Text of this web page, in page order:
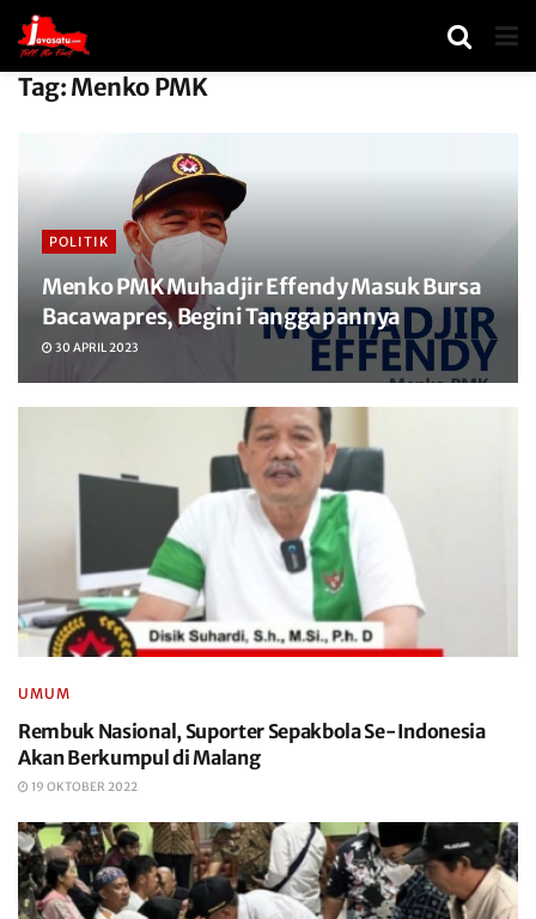
Tag: Menko PMK
POLITIK
Menko PMK Muhadjir Effendy Masuk Bursa
Bacawapres, Begini Tanggapannya
30 APRIL 2023
UMUM
Rembuk Nasional, Suporter Sepakbola Se-Indonesia
Akan Berkumpul di Malang
19 OKTOBER 2022